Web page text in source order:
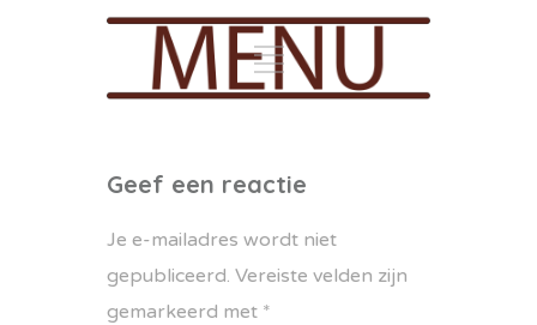
Geef een reactie
Je e-mailadres wordt niet
gepubliceerd. Vereiste velden zijn
gemarkeerd met *